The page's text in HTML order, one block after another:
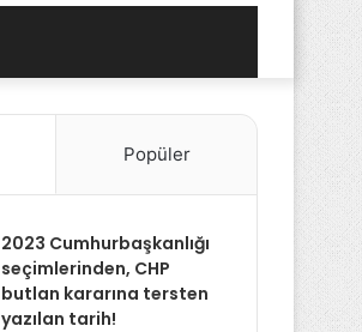
Popüler
2023 Cumhurbaşkanlığı
seçimlerinden, CHP
butlan kararına tersten
yazılan tarih!